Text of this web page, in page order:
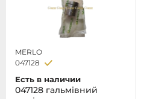
MERLO
047128
Есть в наличии
047128 гальмівний